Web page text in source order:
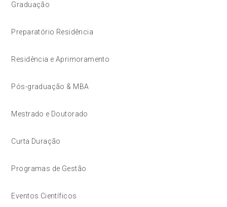
Graduação
Preparatório Residência
Residência e Aprimoramento
Pós-graduação & MBA
Mestrado e Doutorado
Curta Duração
Programas de Gestão
Eventos Científicos